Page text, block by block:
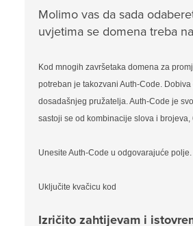
Molimo vas da sada
uvjetima se domena treba
Kod mnogih završetaka domena za
potreban je takozvani Auth-Code. Dobiva
dosadašnjeg pružatelja. Auth-Code je
sastoji se od kombinacije slova i brojeva,
Unesite Auth-Code u odgovarajuće polje.
Uključite kvačicu kod
Izričito zahtijevam i